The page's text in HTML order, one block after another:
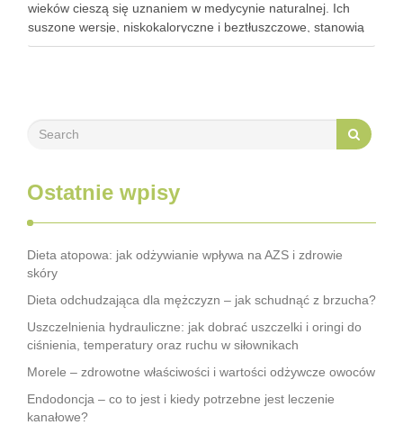
wieków cieszą się uznaniem w medycynie naturalnej. Ich
suszone wersje, niskokaloryczne i beztłuszczowe, stanowią
doskonałą przekąskę, która może wspierać walkę z
Ostatnie wpisy
Dieta atopowa: jak odżywianie wpływa na AZS i zdrowie
skóry
Dieta odchudzająca dla mężczyzn – jak schudnąć z brzucha?
Uszczelnienia hydrauliczne: jak dobrać uszczelki i oringi do
ciśnienia, temperatury oraz ruchu w siłownikach
Morele – zdrowotne właściwości i wartości odżywcze owoców
Endodoncja – co to jest i kiedy potrzebne jest leczenie
kanałowe?